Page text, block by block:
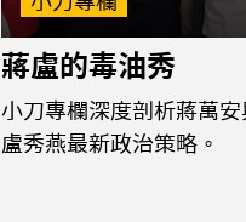
蔣盧的毒油秀
小刀專欄深度剖析蔣萬安
盧秀燕最新政治策略。